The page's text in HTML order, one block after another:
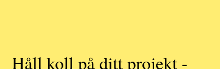
Håll koll på ditt projekt -